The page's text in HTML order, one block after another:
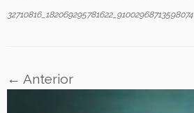
← Anterior